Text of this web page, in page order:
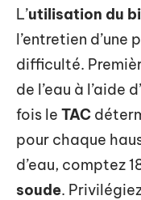
L’utilisation du
l’entretien d’une
difficulté.
de l’eau à l’aide
fois le TAC
pour chaque
d’eau, comptez
soude.